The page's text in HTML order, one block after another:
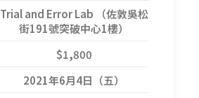
Trial and Error Lab （佐敦吳松
街191號突破中心1樓）
$1,800
2021年6月4日（五）